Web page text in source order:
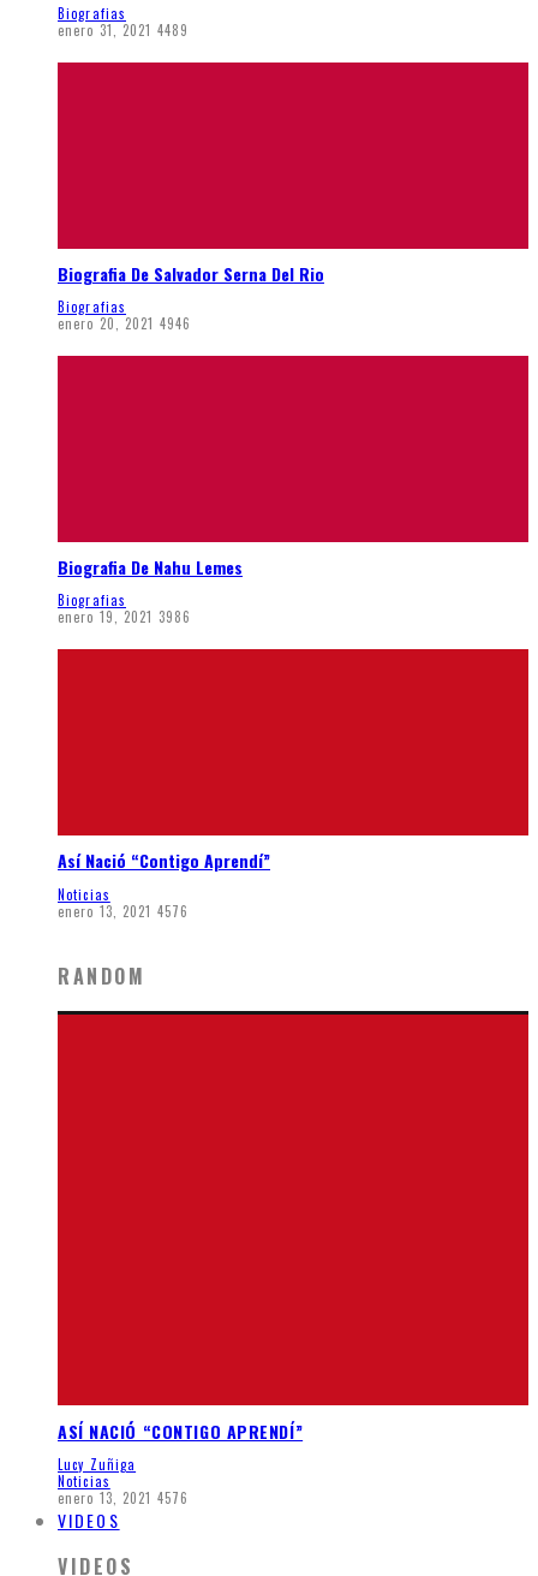
Biografias
enero 31, 2021 4489
Biografia De Salvador Serna Del Rio
Biografias
enero 20, 2021 4946
Biografia De Nahu Lemes
Biografias
enero 19, 2021 3986
Así Nació “Contigo Aprendí”
Noticias
enero 13, 2021 4576
RANDOM
ASÍ NACIÓ “CONTIGO APRENDÍ”
Lucy Zuñiga
Noticias
enero 13, 2021 4576
VIDEOS
VIDEOS